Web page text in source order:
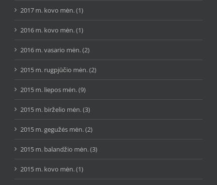
2017 m. kovo mėn. (1)
2016 m. kovo mėn. (1)
2016 m. vasario mėn. (2)
2015 m. rugpjūčio mėn. (2)
2015 m. liepos mėn. (9)
2015 m. birželio mėn. (3)
2015 m. gegužės mėn. (2)
2015 m. balandžio mėn. (3)
2015 m. kovo mėn. (1)